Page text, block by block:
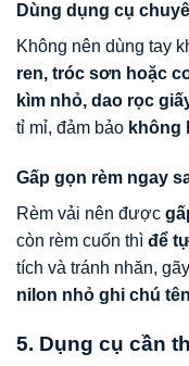
Dùng dụng cụ
Không nên dùng tay
ren, tróc sơn hoặc
kìm nhỏ, dao rọc
tỉ mỉ, đảm bảo không
Gấp gọn rèm ngay
Rèm vải nên được
còn rèm cuốn thì để
tích và tránh nhăn,
nilon nhỏ ghi chú
5. Dụng cụ cần